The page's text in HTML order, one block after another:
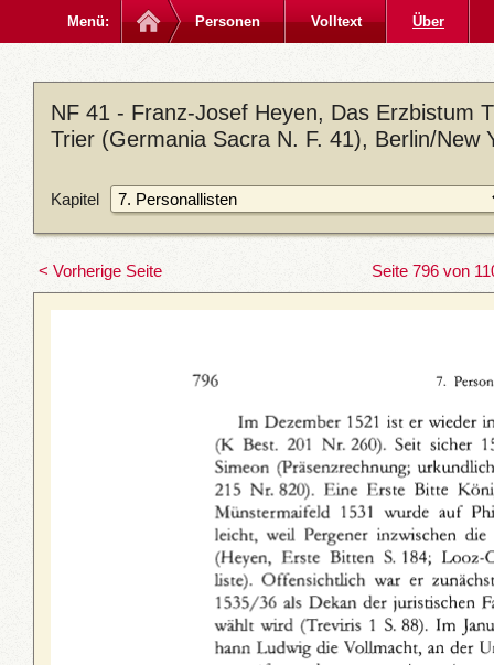
Menü: Personen Volltext Über
NF 41 - Franz-Josef Heyen, Das Erzbistum
Trier (Germania Sacra N. F. 41), Berlin/New
Kapitel
< Vorherige Seite Seite 796 von